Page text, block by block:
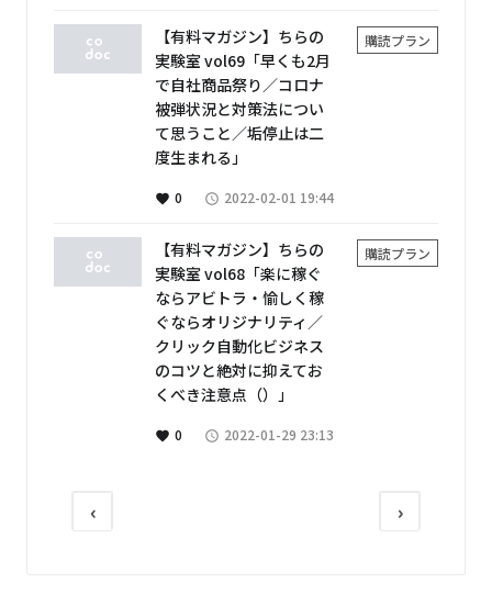
【有料マガジン】ちらの
実験室 vol69「早くも2月
で自社商品祭り／コロナ
被弾状況と対策法につい
て思うこと／垢停止は二
度生まれる」
購読プラン
favorite 0 access_time 2022-02-01 19:44
【有料マガジン】ちらの
実験室 vol68「楽に稼ぐ
ならアビトラ・愉しく稼
ぐならオリジナリティ／
クリック自動化ビジネス
のコツと絶対に抑えてお
くべき注意点（）」
購読プラン
favorite 0 access_time 2022-01-29 23:13
‹ ›